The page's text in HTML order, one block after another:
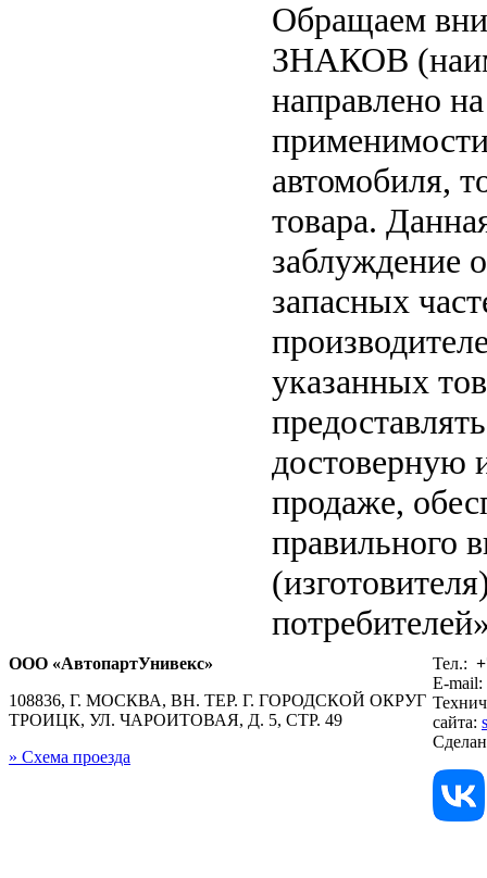
Обращаем
ЗНАКОВ
направлено
автомобиля,
товара.
заблуждение
запасных
указанных
достоверную
продаже,
правильного
ООО «АвтопартУнивекс»
108836, Г. МОСКВА, ВН. ТЕР. Г. ГОРОДСКОЙ ОКРУГ
ТРОИЦК, УЛ. ЧАРОИТОВАЯ, Д. 5, СТР. 49
» Схема проезда
Тел.:
E-mail:
сайта: